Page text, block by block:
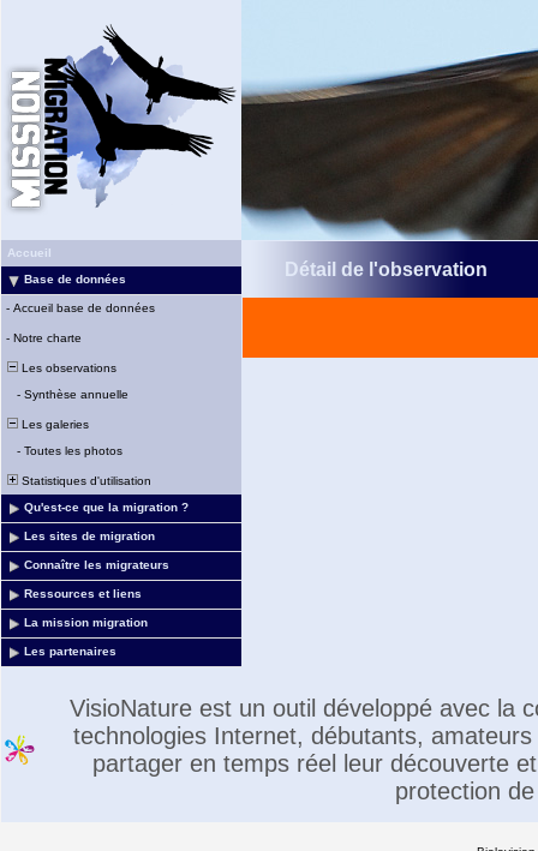
Accueil
Base de données
- Accueil base de données
- Notre charte
Les observations
- Synthèse annuelle
Les galeries
- Toutes les photos
Statistiques d'utilisation
Qu'est-ce que la migration ?
Les sites de migration
Connaître les migrateurs
Ressources et liens
La mission migration
Les partenaires
Détail de l'observation
VisioNature est un outil développé avec la
technologies Internet, débutants,
partager en temps réel leur découverte
protection